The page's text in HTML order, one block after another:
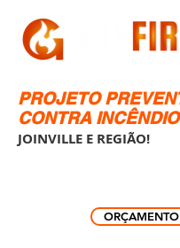
PROJETO
CONTRA INCÊNDIO
JOINVILLE E REGIÃO!
ORÇAMENTO